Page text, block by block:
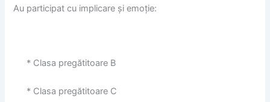
Au participat cu implicare și emoție:
* Clasa pregătitoare B
* Clasa pregătitoare C